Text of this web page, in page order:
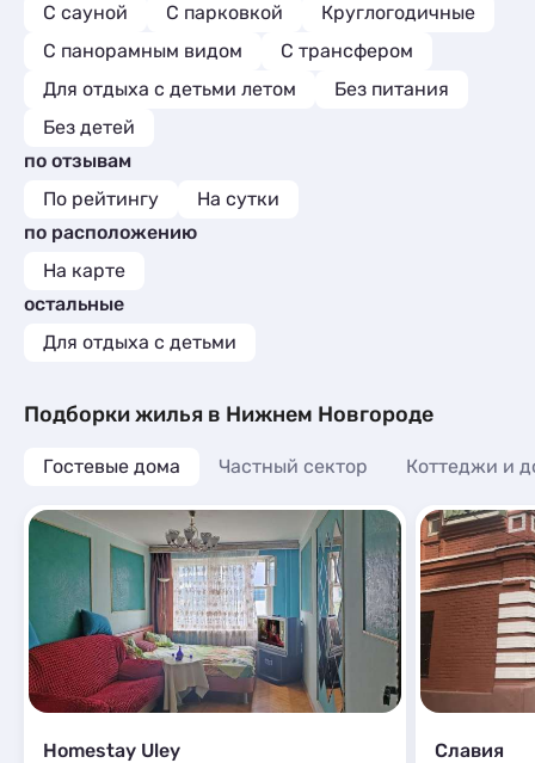
С сауной
С парковкой
Круглогодичные
С панорамным видом
С трансфером
Для отдыха с детьми летом
Без питания
Без детей
по отзывам
По рейтингу
На сутки
по расположению
На карте
остальные
Для отдыха с детьми
Подборки жилья в Нижнем Новгороде
Гостевые дома Частный сектор Коттеджи и
Homestay Uley Славия